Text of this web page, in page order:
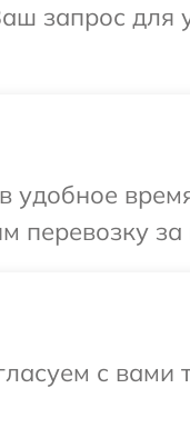
запрос для
удобное
перевозку
с